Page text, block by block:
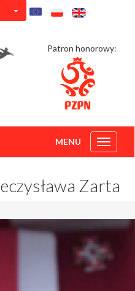
Patron honorowy:
Toggle
MENU
Zarta